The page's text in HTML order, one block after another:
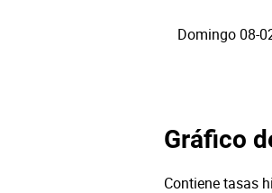
Domingo 08-
Gráfico
Contiene tasas